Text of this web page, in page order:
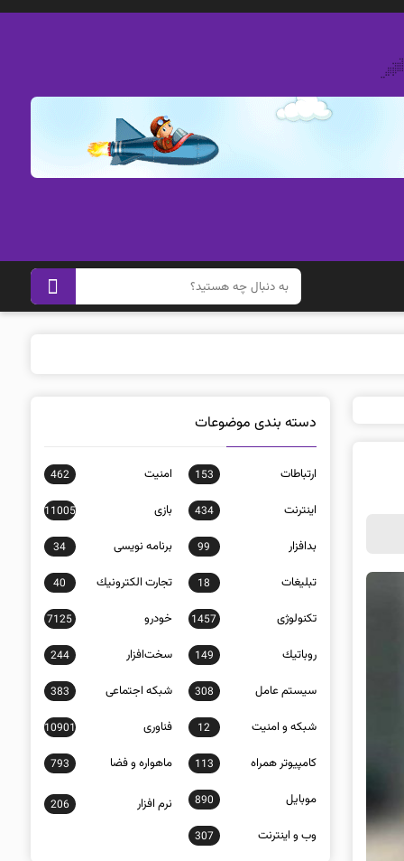
دسته بندی موضوعات
ارتباطات 153 امنيت 462
اينترنت 434 بازی 11005
بدافزار 99 برنامه نويسی 34
تبلیغات 18 تجارت الكترونيك 40
تکنولوژی 1457 خودرو 7125
روباتيك 149 سخت‌افزار 244
سيستم عامل 308 شبكه اجتماعی 383
شبكه و امنيت 12 فناوری 10901
كامپيوتر همراه 113 ماهواره و فضا 793
موبايل 890 نرم افزار 206
وب و اينترنت 307